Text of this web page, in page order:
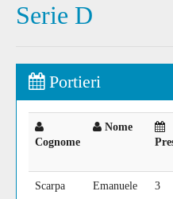
Serie D
Portieri
Cognome
Nome
Scarpa Emanuele 3